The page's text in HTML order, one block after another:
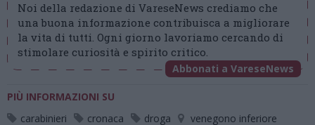
Noi della redazione di VareseNews crediamo che
una buona informazione contribuisca a migliorare
la vita di tutti. Ogni giorno lavoriamo cercando di
stimolare curiosità e spirito critico.
Abbonati a VareseNews
PIÙ INFORMAZIONI SU
carabinieri
cronaca droga venegono inferiore